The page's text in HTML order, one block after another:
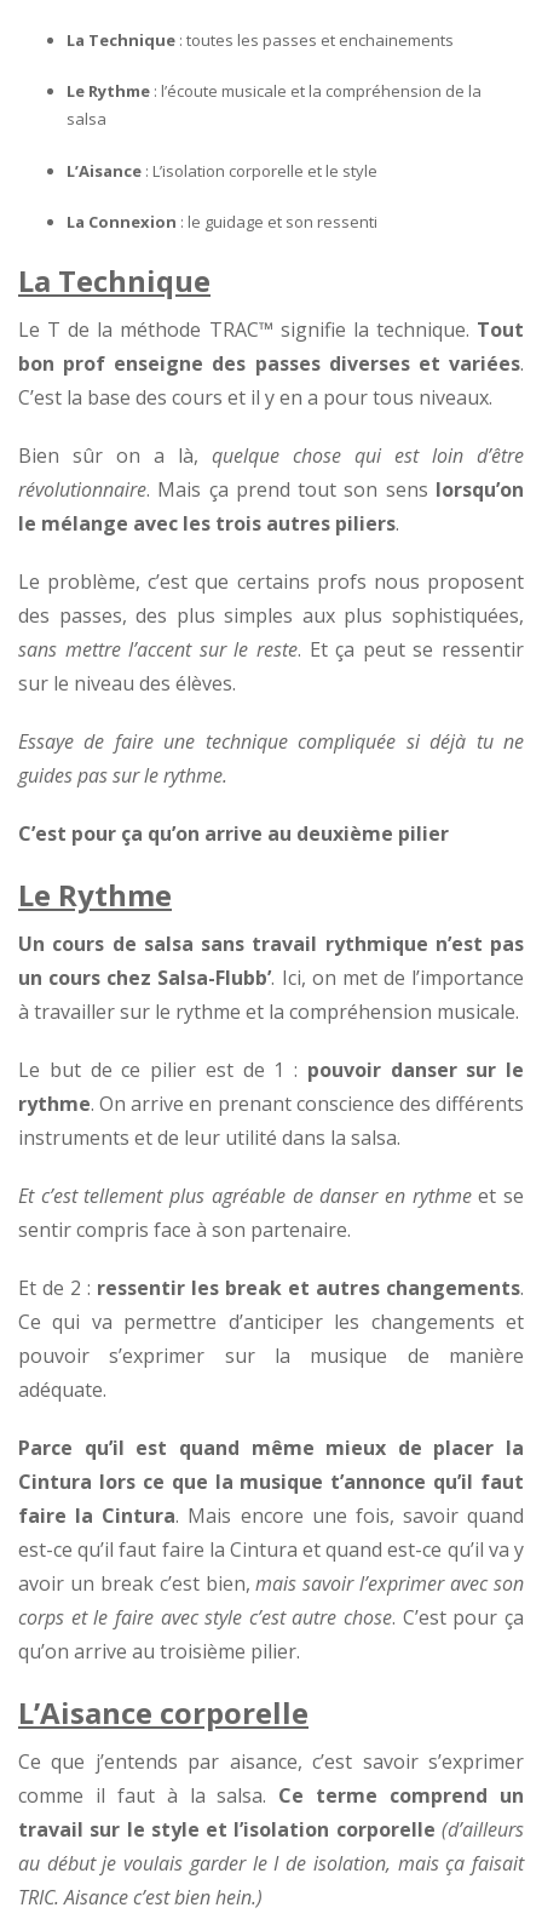
La Technique : toutes les passes et enchainements
Le Rythme : l’écoute musicale et la compréhension de la
salsa
L’Aisance : L’isolation corporelle et le style
La Connexion : le guidage et son ressenti
La Technique
Le T de la méthode TRAC™ signifie la technique. Tout
bon prof enseigne des passes diverses et variées.
C’est la base des cours et il y en a pour tous niveaux.
Bien sûr on a là, quelque chose qui est loin d’être
révolutionnaire. Mais ça prend tout son sens lorsqu’on
le mélange avec les trois autres piliers.
Le problème, c’est que certains profs nous proposent
des passes, des plus simples aux plus sophistiquées,
sans mettre l’accent sur le reste. Et ça peut se ressentir
sur le niveau des élèves.
Essaye de faire une technique compliquée si déjà tu ne
guides pas sur le rythme.
C’est pour ça qu’on arrive au deuxième pilier
Le Rythme
Un cours de salsa sans travail rythmique n’est pas
un cours chez Salsa-Flubb’. Ici, on met de l’importance
à travailler sur le rythme et la compréhension musicale.
Le but de ce pilier est de 1 : pouvoir danser sur le
rythme. On arrive en prenant conscience des différents
instruments et de leur utilité dans la salsa.
Et c’est tellement plus agréable de danser en rythmeet se
sentir compris face à son partenaire.
Et de 2 : ressentir les break et autres changements.
Ce qui va permettre d’anticiper les changements et
pouvoir s’exprimer sur la musique de manière
adéquate.
Parce qu’il est quand même mieux de placer la
Cintura lors ce que la musique t’annonce qu’il faut
faire la Cintura. Mais encore une fois, savoir quand
est-ce qu’il faut faire la Cintura et quand est-ce qu’il va y
avoir un break c’est bien,mais savoir l’exprimer avec son
corps et le faire avec style c’est autre chose. C’est pour ça
qu’on arrive au troisième pilier.
L’Aisance corporelle
Ce que j’entends par aisance, c’est savoir s’exprimer
comme il faut à la salsa. Ce terme comprend un
travail sur le style et l’isolation corporelle (d’ailleurs
au début je voulais garder le I de isolation, mais ça faisait
TRIC. Aisance c’est bien hein.)